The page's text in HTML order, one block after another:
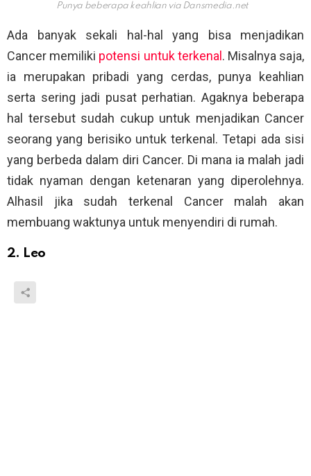
Punya beberapa keahlian via Dansmedia.net
Ada banyak sekali hal-hal yang bisa menjadikan
Cancer memiliki potensi untuk terkenal . Misalnya saja,
ia merupakan pribadi yang cerdas, punya keahlian
serta sering jadi pusat perhatian. Agaknya beberapa
hal tersebut sudah cukup untuk menjadikan Cancer
seorang yang berisiko untuk terkenal. Tetapi ada sisi
yang berbeda dalam diri Cancer. Di mana ia malah jadi
tidak nyaman dengan ketenaran yang diperolehnya.
Alhasil jika sudah terkenal Cancer malah akan
membuang waktunya untuk menyendiri di rumah.
2. Leo